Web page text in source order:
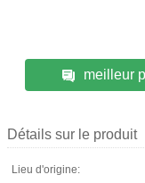
meilleur
Détails sur le produit
Lieu d'origine: